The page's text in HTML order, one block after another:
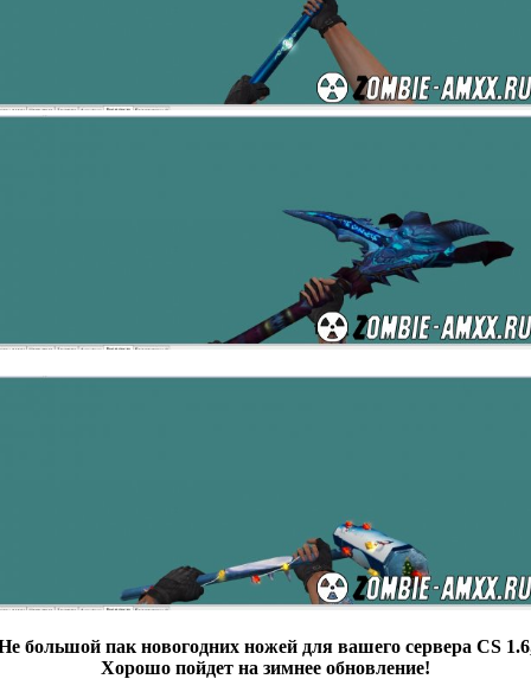
большой пак новогодних ножей для вашего сервера CS
Хорошо пойдет на зимнее обновление!